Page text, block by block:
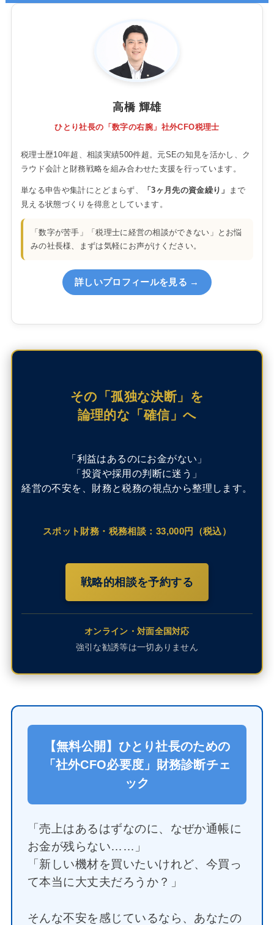
高橋 輝雄
ひとり社長の「数字の右腕」社外CFO税理士
税理士歴10年超、相談実績500件超。元SEの知見を活かし、ク
ラウド会計と財務戦略を組み合わせた支援を行っています。
単なる申告や集計にとどまらず、 「3ヶ月先の資金繰り」
まで
見える状態づくりを得意としています。
「数字が苦手」「税理士に経営の相談ができない」とお悩
みの社長様、まずは気軽にお声がけください。
詳しいプロフィールを見る →
その「孤独な決断」を
論理的な「確信」へ
「利益はあるのにお金がない」
「投資や採用の判断に迷う」
経営の不安を、財務と税務の視点から整理します。
スポット財務・税務相談：33,000円（税込）
戦略的相談を予約する
オンライン・対面全国対応
強引な勧誘等は一切ありません
【無料公開】ひとり社長のための
「社外CFO必要度」財務診断チェ
ック
「売上はあるはずなのに、なぜか通帳に
お金が残らない……」
「新しい機材を買いたいけれど、今買っ
て本当に大丈夫だろうか？」
そんな不安を感じているなら、あなたの